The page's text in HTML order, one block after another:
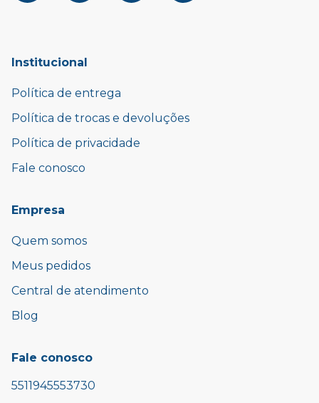
Institucional
Política de entrega
Política de trocas e devoluções
Política de privacidade
Fale conosco
Empresa
Quem somos
Meus pedidos
Central de atendimento
Blog
Fale conosco
5511945553730